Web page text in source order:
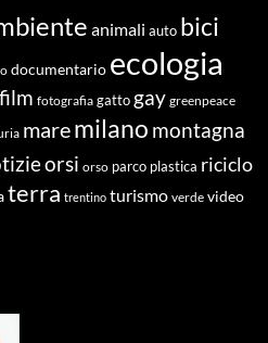
animali auto bici
documentario ecologia
film fotografia gatto gay greenpeace
maremilano montagna
orsi orso parco plastica riciclo
terra trentino turismo verde video